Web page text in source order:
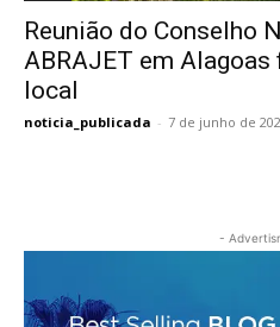
Reunião do Conselho
ABRAJET em
local
noticia_publicada - 7 de junho de
-